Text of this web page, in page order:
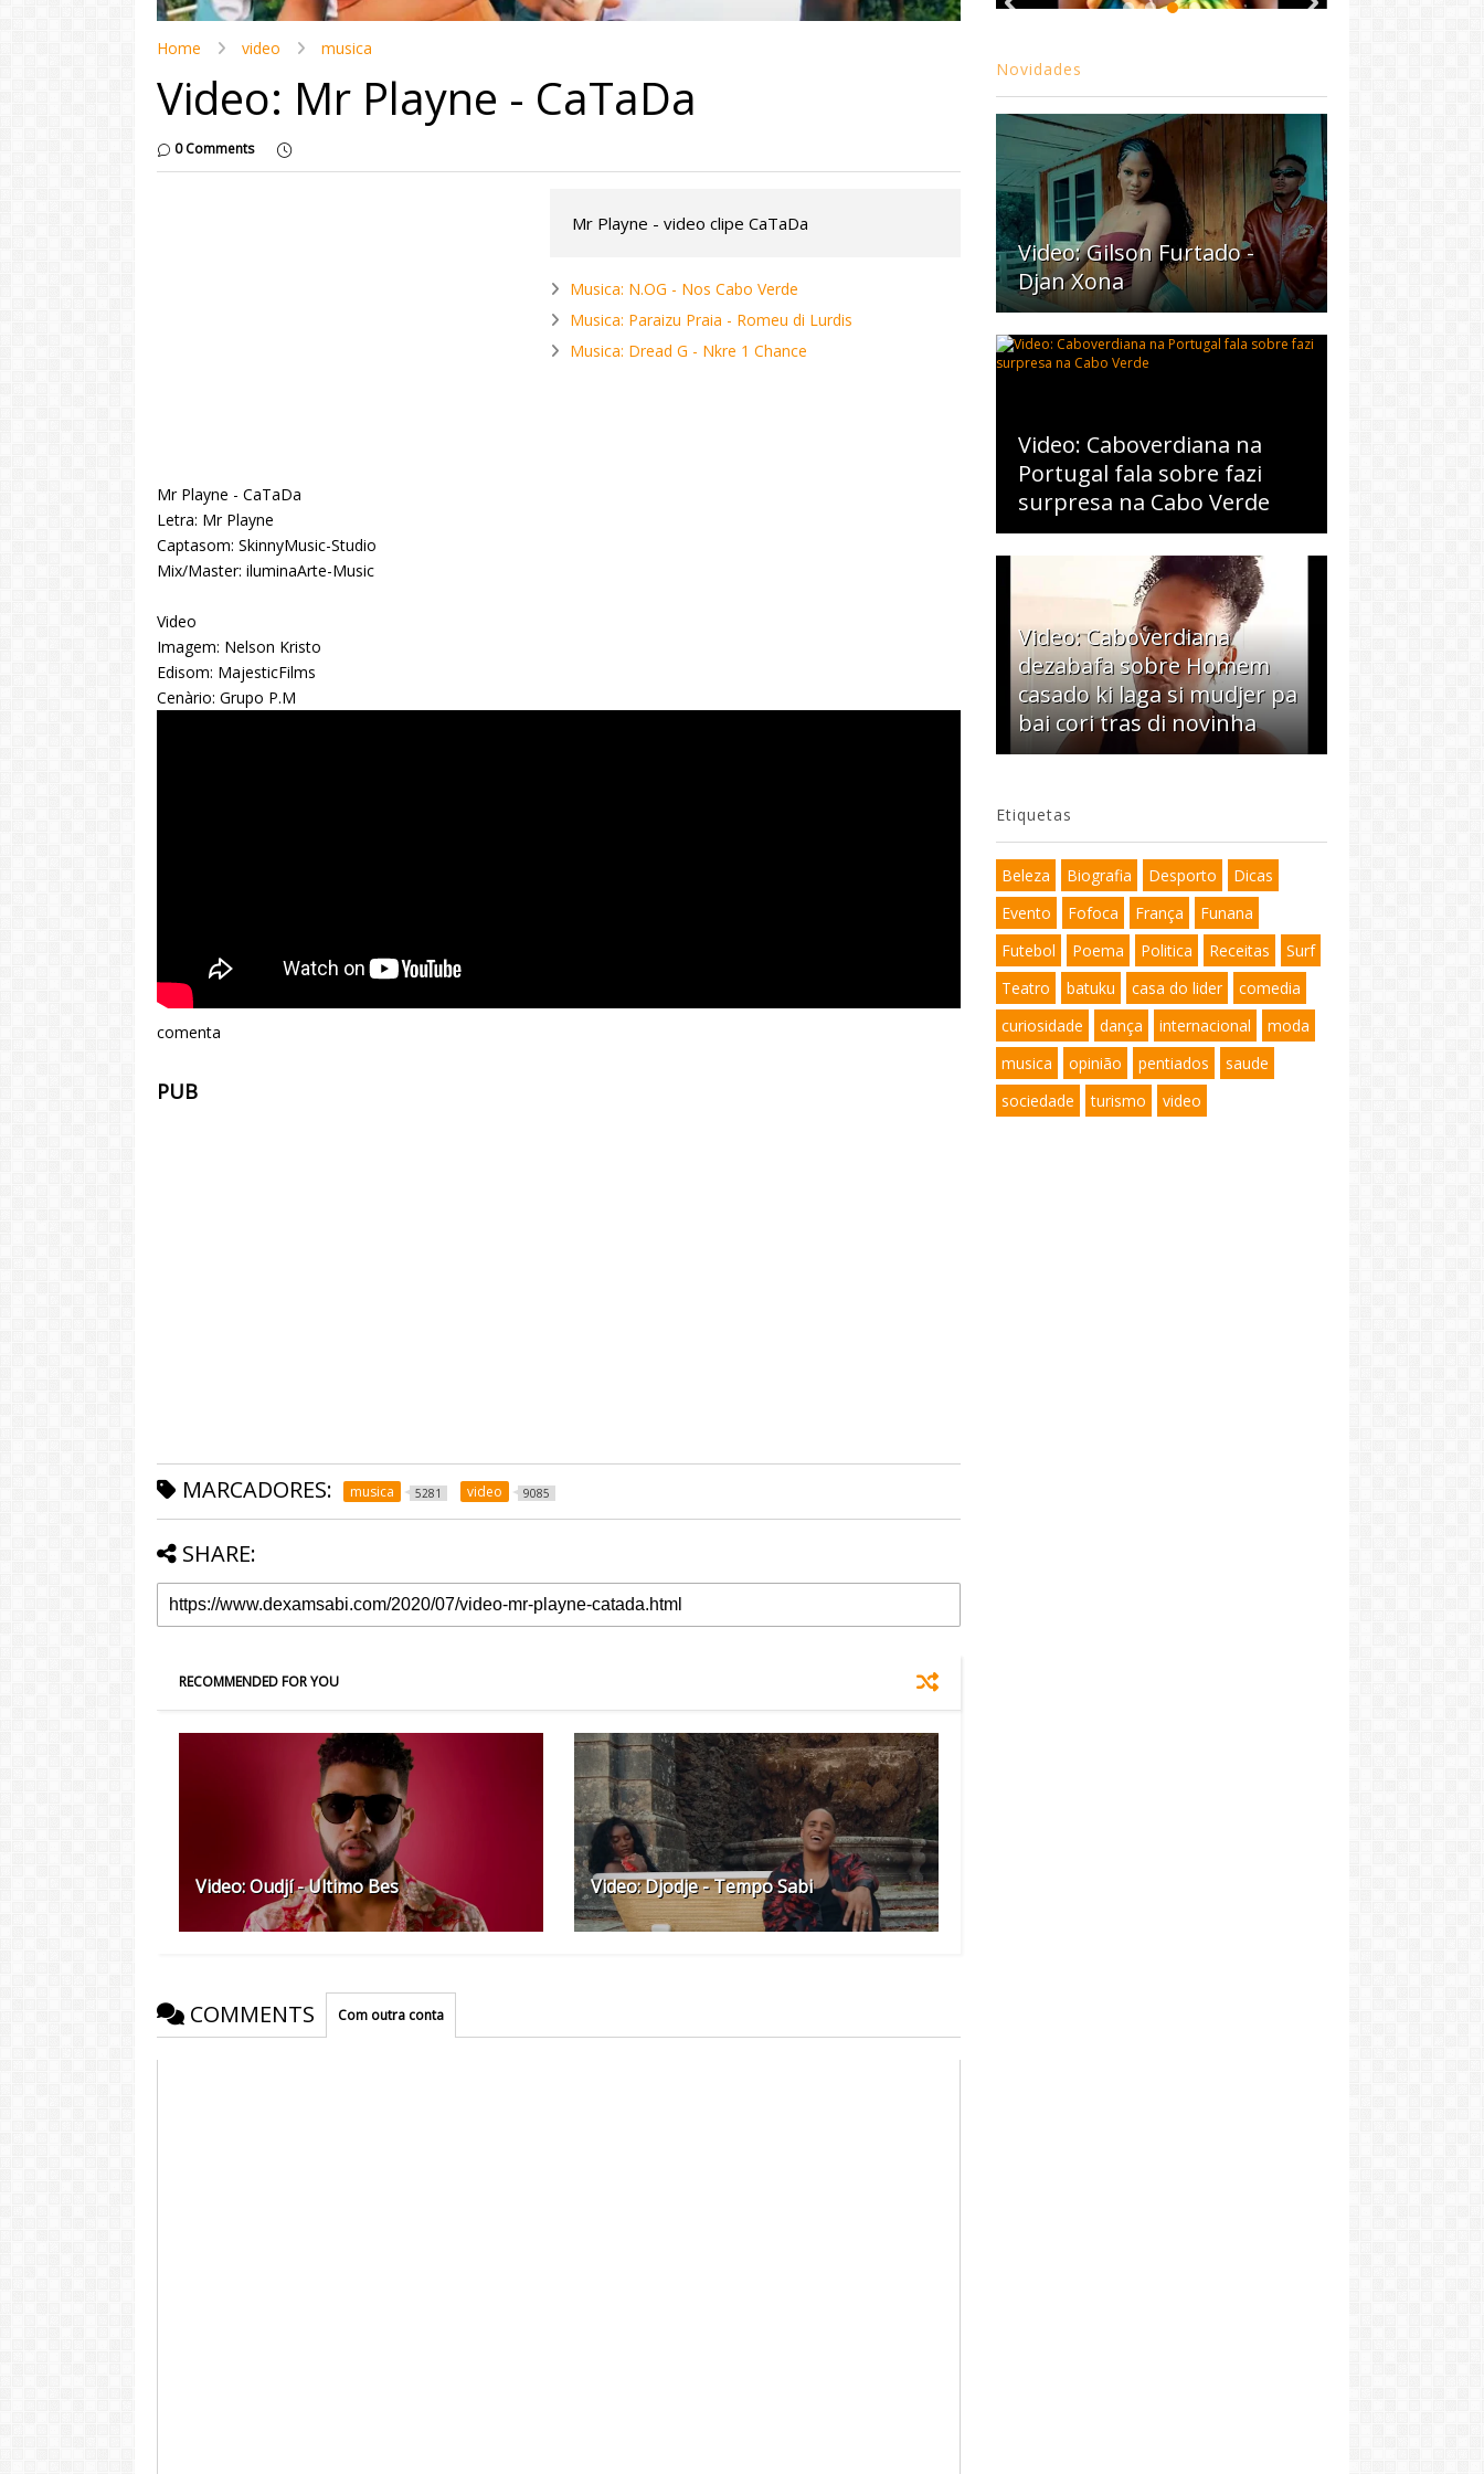
Home video musica
Video: Mr Playne - CaTaDa
0 Comments
Mr Playne - video clipe CaTaDa
Musica: N.OG - Nos Cabo Verde
Musica: Paraizu Praia - Romeu di Lurdis
Musica: Dread G - Nkre 1 Chance
Mr Playne - CaTaDa
Letra: Mr Playne
Captasom: SkinnyMusic-Studio
Mix/Master: iluminaArte-Music
Video
Imagem: Nelson Kristo
Edisom: MajesticFilms
Cenàrio: Grupo P.M
comenta
PUB
MARCADORES: musica 5281 video 9085
SHARE:
RECOMMENDED FOR YOU
Video: Oudjí - Ultimo Bes Video: Djodje - Tempo Sabi
COMMENTS Com outra conta
Novidades
Video: Gilson Furtado -
Djan Xona
Video: Caboverdiana na
Portugal fala sobre fazi
surpresa na Cabo Verde
Video: Caboverdiana
dezabafa sobre Homem
casado ki laga si mudjer pa
bai cori tras di novinha
Etiquetas
Beleza Biografia Desporto
Dicas
Evento
Fofoca França
Funana
Futebol
Poema Politica Receitas
Surf
Teatro
batuku casa do lider
comedia
curiosidade
dança internacional
moda
musica
opinião pentiados
saude
sociedade
turismo video